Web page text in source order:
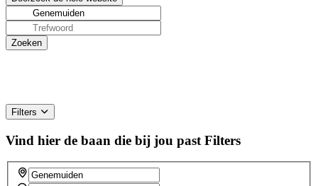
Filters
Vind hier de baan die bij jou past Filters